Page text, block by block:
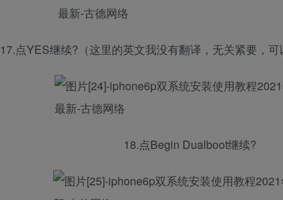
17.点YES继续?（这里的英文我没有翻译，无关紧要，可
18.点Begin Dualboot继续?